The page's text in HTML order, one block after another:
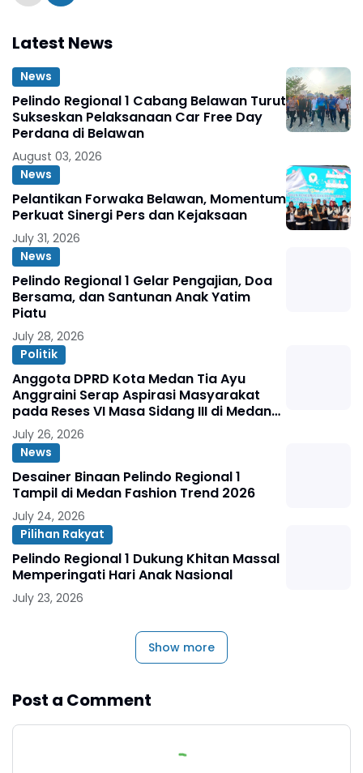
Latest News
News
Pelindo Regional 1 Cabang Belawan Turut
Sukseskan Pelaksanaan Car Free Day
Perdana di Belawan
August 03, 2026
News
Pelantikan Forwaka Belawan, Momentum
Perkuat Sinergi Pers dan Kejaksaan
July 31, 2026
News
Pelindo Regional 1 Gelar Pengajian, Doa
Bersama, dan Santunan Anak Yatim
Piatu
July 28, 2026
Politik
Anggota DPRD Kota Medan Tia Ayu
Anggraini Serap Aspirasi Masyarakat
pada Reses VI Masa Sidang III di Medan
Marelan
July 26, 2026
News
Desainer Binaan Pelindo Regional 1
Tampil di Medan Fashion Trend 2026
July 24, 2026
Pilihan Rakyat
Pelindo Regional 1 Dukung Khitan Massal
Memperingati Hari Anak Nasional
July 23, 2026
Show more
Post a Comment